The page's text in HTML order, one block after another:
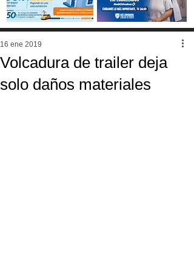
Volcadura de trailer deja
solo daños materiales
16 ene 2019